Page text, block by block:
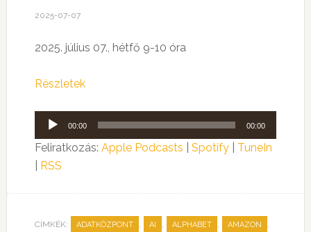
2025-07-07
2025. július 07., hétfő 9-10 óra
Részletek
Audió
lejátszó
00:00 00:00
Feliratkozás: Apple Podcasts Spotify| TuneIn
RSS
CÍMKÉK: ADATKÖZPONT , AI , ALPHABET , AMAZON ,